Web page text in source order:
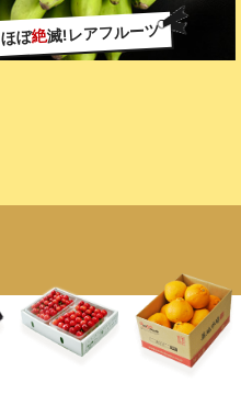
ほぼ絶滅!レアフルーツ